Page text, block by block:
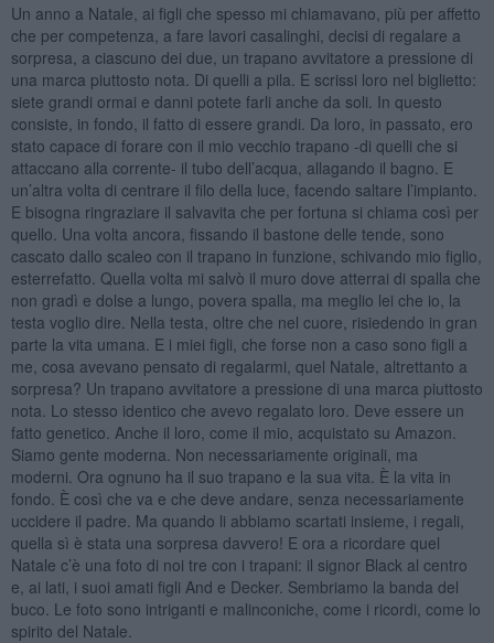
Un anno a Natale, ai figli che spesso mi chiamavano, più per affetto
che per competenza, a fare lavori casalinghi, decisi di regalare a
sorpresa, a ciascuno dei due, un trapano avvitatore a pressione di
una marca piuttosto nota. Di quelli a pila. E scrissi loro nel biglietto:
siete grandi ormai e danni potete farli anche da soli. In questo
consiste, in fondo, il fatto di essere grandi. Da loro, in passato, ero
stato capace di forare con il mio vecchio trapano -di quelli che si
attaccano alla corrente- il tubo dell’acqua, allagando il bagno. E
un’altra volta di centrare il filo della luce, facendo saltare l’impianto.
E bisogna ringraziare il salvavita che per fortuna si chiama così per
quello. Una volta ancora, fissando il bastone delle tende, sono
cascato dallo scaleo con il trapano in funzione, schivando mio figlio,
esterrefatto. Quella volta mi salvò il muro dove atterrai di spalla che
non gradì e dolse a lungo, povera spalla, ma meglio lei che io, la
testa voglio dire. Nella testa, oltre che nel cuore, risiedendo in gran
parte la vita umana. E i miei figli, che forse non a caso sono figli a
me, cosa avevano pensato di regalarmi, quel Natale, altrettanto a
sorpresa? Un trapano avvitatore a pressione di una marca piuttosto
nota. Lo stesso identico che avevo regalato loro. Deve essere un
fatto genetico. Anche il loro, come il mio, acquistato su Amazon.
Siamo gente moderna. Non necessariamente originali, ma
moderni. Ora ognuno ha il suo trapano e la sua vita. È la vita in
fondo. È così che va e che deve andare, senza necessariamente
uccidere il padre. Ma quando li abbiamo scartati insieme, i regali,
quella sì è stata una sorpresa davvero! E ora a ricordare quel
Natale c’è una foto di noi tre con i trapani: il signor Black al centro
e, ai lati, i suoi amati figli And e Decker. Sembriamo la banda del
buco. Le foto sono intriganti e malinconiche, come i ricordi, come lo
spirito del Natale.